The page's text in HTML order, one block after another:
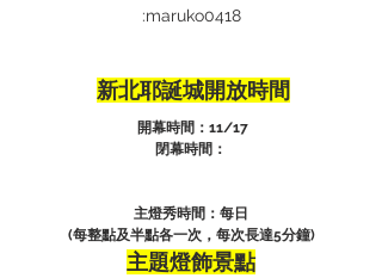
:maruko0418
新北耶誕城開放時間
開幕時間：11/17
閉幕時間：
主燈秀時間：每日
(每整點及半點各一次，每次長達5分鐘)
主題燈飾景點